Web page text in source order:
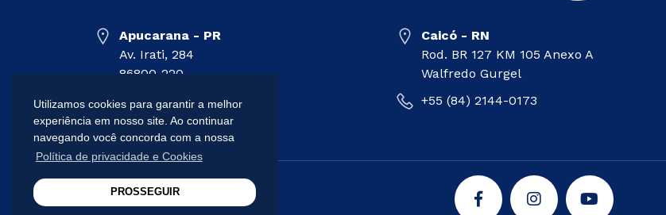
Utilizamos cookies para garantir a melhor
experiência em nosso site. Ao continuar
navegando você concorda com a nossa
Política de privacidade e Cookies
PROSSEGUIR
Apucarana - PR
Av. Irati, 284
86800-220
(43) 3047-1011
Caicó - RN
Rod. BR 127 KM 105 Anexo A
Walfredo Gurgel
+55 (84) 2144-0173
© 2026 Lola